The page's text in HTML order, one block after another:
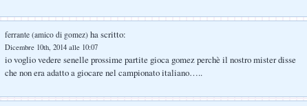
ferrante (amico di gomez) ha scritto:
Dicembre 10th, 2014 alle 10:07
io voglio vedere senelle prossime partite gioca gomez perchè il nostro mister disse
che non era adatto a giocare nel campionato italiano…..